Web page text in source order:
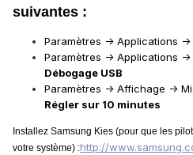
suivantes :
Paramètres -> Applications ->
Paramètres -> Applications -
Débogage USB
Paramètres -> Affichage ->
Régler sur 10 minutes
Installez Samsung Kies (pour que les
votre système) :http://